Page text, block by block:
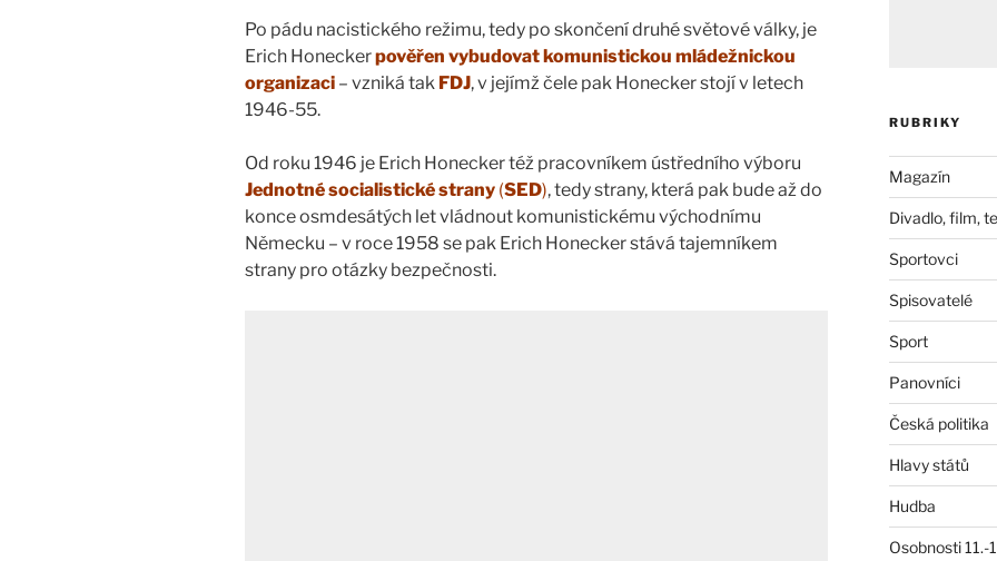
Po pádu nacistického režimu, tedy po skončení druhé světové války, je
Erich Honeckerpověřen vybudovat komunistickou mládežnickou
organizaci – vzniká tak FDJ, v jejímž čele pak Honecker stojí v letech
1946-55.
Od roku 1946 je Erich Honecker též pracovníkem ústředního výboru
Jednotné socialistické strany (SED), tedy strany, která pak bude až do
konce osmdesátých let vládnout komunistickému východnímu
Německu – v roce 1958 se pak Erich Honecker stává tajemníkem
strany pro otázky bezpečnosti.
RUBRIKY
Magazín
Divadlo, film,
Sportovci
Spisovatelé
Sport
Panovníci
Česká politika
Hlavy států
Hudba
Osobnosti 11.-